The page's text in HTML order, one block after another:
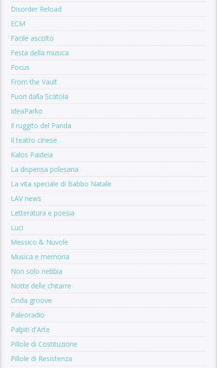
Disorder Reload
ECM
Facile ascolto
Festa della musica
Focus
From the Vault
Fuori dalla Scatola
IdeaParko
Il ruggito del Panda
Il teatro cinese
Kalos Paideia
La dispensa polesana
La vita speciale di Babbo Natale
LAV news
Letteratura e poesia
Luci
Messico & Nuvole
Musica e memoria
Non solo nebbia
Notte delle chitarre
Onda groove
Paleoradio
Palpiti d'Arte
Pillole di Costituzione
Pillole di Resistenza